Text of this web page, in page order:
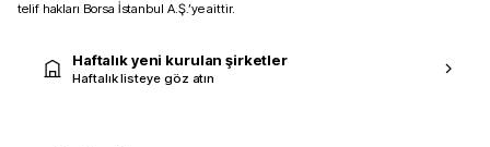
telif hakları Borsa İstanbul A.Ş.’ye aittir.
Haftalık yeni kurulan şirketler
Haftalık listeye göz atın